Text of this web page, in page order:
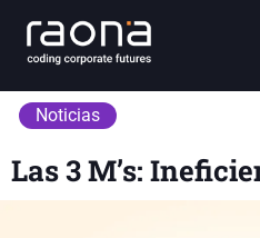
Noticias
Las 3 M’s: